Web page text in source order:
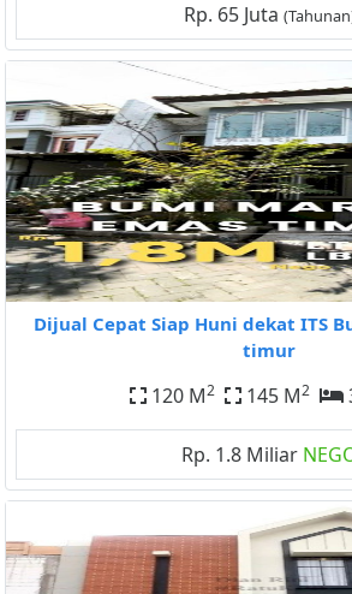
Rp. 65 Juta
Dijual Cepat Siap Huni dekat ITS
timur
120 M2 145 M2
Rp. 1.8 Miliar